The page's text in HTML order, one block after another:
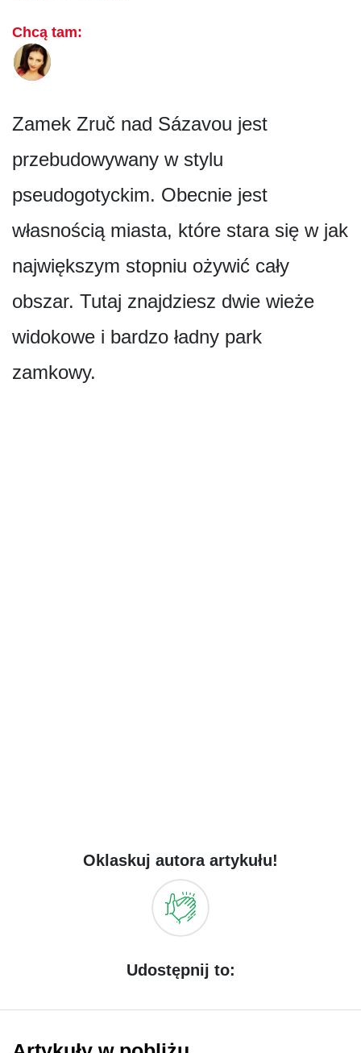
Chcą tam:
Zamek Zruč nad Sázavou jest
przebudowywany w stylu
pseudogotyckim. Obecnie jest
własnością miasta, które stara się w jak
największym stopniu ożywić cały
obszar. Tutaj znajdziesz dwie wieże
widokowe i bardzo ładny park
zamkowy.
Oklaskuj autora artykułu!
Udostępnij to: